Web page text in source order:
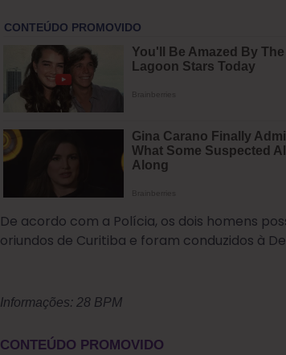
De acordo com a Polícia, os dois homens
oriundos de Curitiba e foram conduzidos à
Informações: 28 BPM